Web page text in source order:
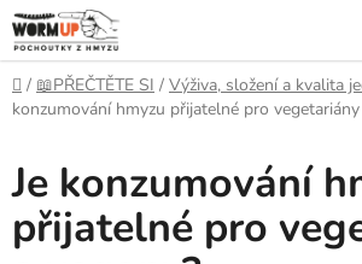
Přejít
na
obsah
Domů
/ 📖PŘEČTĚTE SI / Výživa, složení a kvalita
konzumování hmyzu přijatelné pro vegetariány
Je konzumování
přijatelné pro